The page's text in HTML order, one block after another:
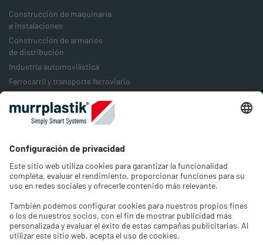
Construcción de maquinaria
e instalaciones
Construcción de armarios
de distribución
Industria automovilística
Ferrocarril y transporte ferroviario
Industria del embalaje
Industria energética
Empresa
Acerca de nosotros
Trabajos y carrera profesional
Contacto
Seleccionar idioma y región